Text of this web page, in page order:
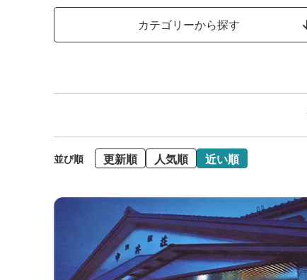
カテゴリーから探す
並び順 更新順 人気順 近い順